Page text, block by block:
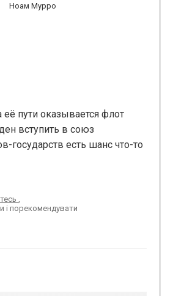
Ноам Мурро
пути оказывается флот
вступить в союз
государств есть шанс что-то
і порекомендувати